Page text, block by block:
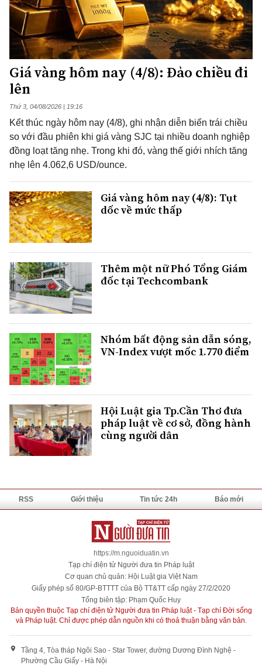
Giá vàng hôm nay (4/8): Đảo chiều đi
lên
Thứ 3, 04/08/2026 | 19:16
Kết thúc ngày hôm nay (4/8), ghi nhận diễn biến trái chiều
so với đầu phiên khi giá vàng SJC tại nhiều doanh nghiệp
đồng loạt tăng nhẹ. Trong khi đó, vàng thế giới nhích tăng
nhẹ lên 4.062,6 USD/ounce.
Giá vàng hôm nay (4/8): Tụt
dốc về mức thấp
Thêm một nữ Phó Tổng Giám
đốc tại Techcombank
Nhóm bất động sản dẫn sóng,
VN-Index vượt mốc 1.770 điểm
Hội Luật gia Tp.Cần Thơ đưa
pháp luật về cơ sở, đồng hành
cùng người dân
RSS Giới thiệu Tin tức 24h Báo mới
https://m.nguoiduatin.vn
Tạp chí điện tử Người đưa tin Pháp luật
Cơ quan chủ quản: Hội Luật gia Việt Nam
Giấy phép số 80/GP-BTTTT của Bộ TT&TT cấp ngày 27/2/2020
Tổng biên tập: Phạm Quốc Huy
Bản quyền thuộc Tạp chí điện tử Người đưa tin Pháp luật - Tạp chí Đời sống
và Pháp luật. Chỉ được phép dẫn nguồn khi có thoả thuận bằng văn bản.
Tầng 4, Tòa tháp Ngôi Sao - Star Tower, đường Dương Đình Nghệ -
Phường Cầu Giấy - Hà Nội